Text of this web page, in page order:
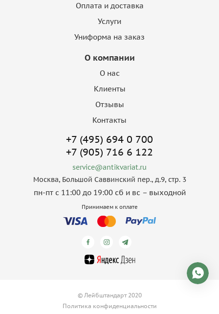
Оплата и доставка
Услуги
Униформа на заказ
О компании
О нас
Клиенты
Отзывы
Контакты
+7 (495) 694 0 700
+7 (905) 716 6 122
service@antikvariat.ru
Москва, Большой Саввинский пер., д.9, стр. 3
пн-пт с 11:00 до 19:00 сб и вс – выходной
Принимаем к оплате
© Лейбштандарт 2020
Политика конфиденциальности